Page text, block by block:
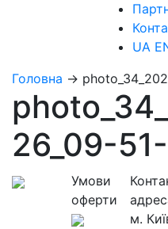
UA
Головна →
26_09-
Умови
оферти
м.